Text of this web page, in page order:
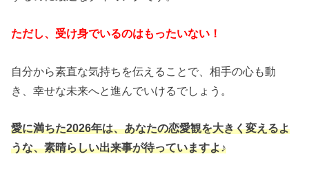
ただし、受け身でいるのはもったいない！
自分から素直な気持ちを伝えることで、相手の心も動
き、幸せな未来へと進んでいけるでしょう。
愛に満ちた2026年は、あなたの恋愛観を大きく変えるよ
うな、素晴らしい出来事が待っていますよ♪